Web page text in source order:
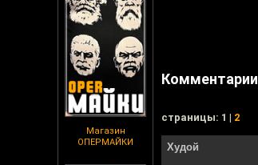
Магазин
ОПЕРМАЙКИ
Комментарии
cтраницы: 1 | 2
Худой